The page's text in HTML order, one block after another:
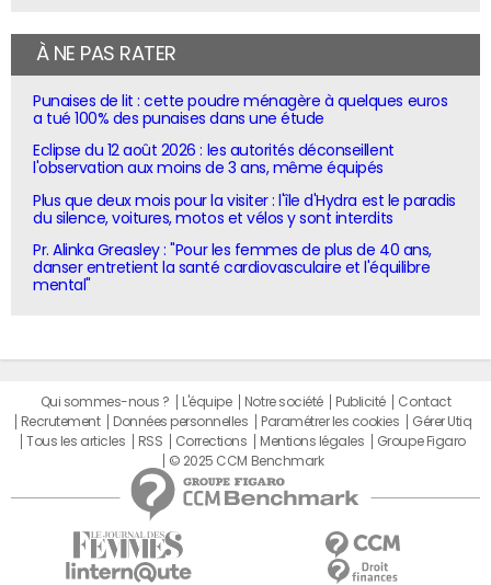
À NE PAS RATER
Punaises de lit : cette poudre ménagère à quelques euros
a tué 100% des punaises dans une étude
Eclipse du 12 août 2026 : les autorités déconseillent
l'observation aux moins de 3 ans, même équipés
Plus que deux mois pour la visiter : l'île d'Hydra est le paradis
du silence, voitures, motos et vélos y sont interdits
Pr. Alinka Greasley : "Pour les femmes de plus de 40 ans,
danser entretient la santé cardiovasculaire et l'équilibre
mental"
Qui sommes-nous ? L'équipe Notre société Publicité
Contact
Recrutement
Données personnelles Paramétrer les cookies
Gérer Utiq
Tous les articles
RSS Corrections Mentions légales
Groupe Figaro
© 2025 CCM Benchmark